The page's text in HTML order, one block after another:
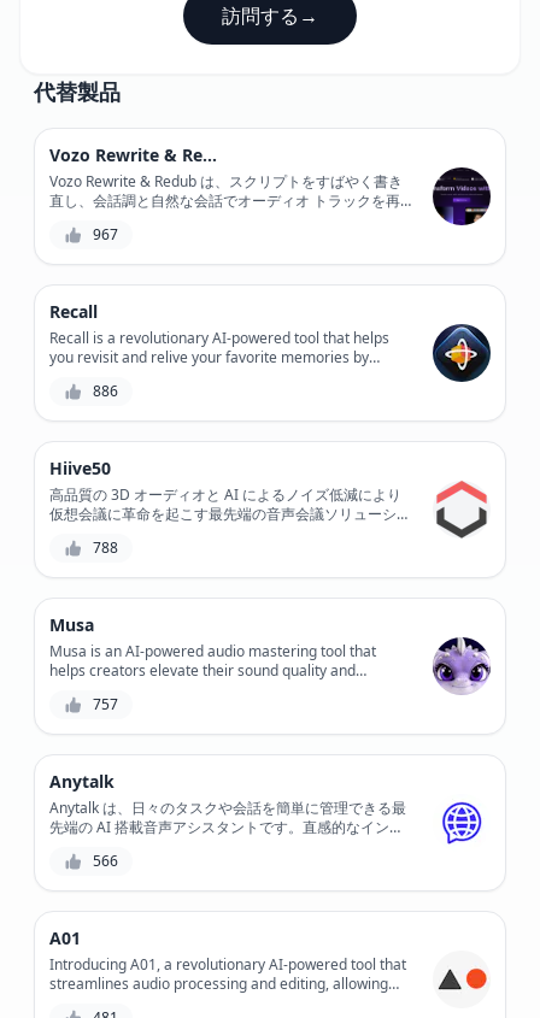
訪問する →
代替製品
Vozo Rewrite & Redub
Vozo Rewrite & Redub は、スクリプトをすばやく書き
直し、会話調と自然な会話でオーディオ トラックを再
ンツに革命をもたらします。
967
Recall
Recall is a revolutionary AI-powered tool that helps
you revisit and relive your favorite memories by
digital formats, preserving your precious moments for
886
Hiive50
高品質の 3D オーディオと AI によるノイズ低減により
仮想会議に革命を起こす最先端の音声会議ソリューショ
非常にクリアなコミュニケーションと比類のないコラボ
788
Musa
Musa is an AI-powered audio mastering tool that
helps creators elevate their sound quality and
its intuitive interface and advanced algorithms, Musa
757
Anytalk
Anytalk は、日々のタスクや会話を簡単に管理できる最
先端の AI 搭載音声アシスタントです。直感的なインタ
Anytalk を使用すると、スマート ホーム デバイスの制
566
A01
Introducing A01, a revolutionary AI-powered tool that
streamlines audio processing and editing, allowing